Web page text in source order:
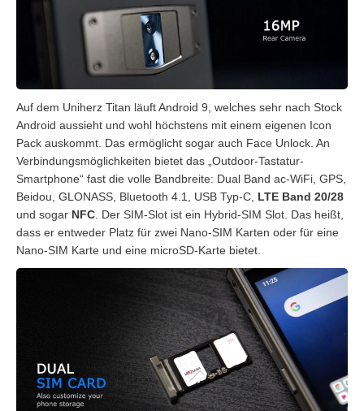
Auf dem Uniherz Titan läuft Android 9, welches sehr nach Stock
Android aussieht und wohl höchstens mit einem eigenen Icon
Pack auskommt. Das ermöglicht sogar auch Face Unlock. An
Verbindungsmöglichkeiten bietet das „Outdoor-Tastatur-
Smartphone“ fast die volle Bandbreite: Dual Band ac-WiFi, GPS,
Beidou, GLONASS, Bluetooth 4.1, USB Typ-C, LTE Band 20/28
und sogar NFC . Der SIM-Slot ist ein Hybrid-SIM Slot. Das heißt,
dass er entweder Platz für zwei Nano-SIM Karten oder für eine
Nano-SIM Karte und eine microSD-Karte bietet.